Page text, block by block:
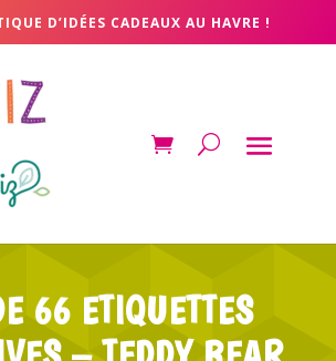
D’IDÉES CADEAUX AU HAVRE !
66 ETIQUETTES